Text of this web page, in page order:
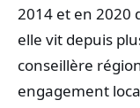
2014 et en 2020
elle vit depuis
conseillère
engagement